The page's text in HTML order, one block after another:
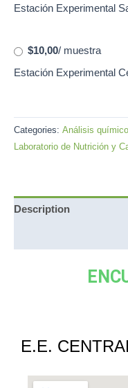
Estación Experimental
$10,00/ muestra
Estación Experimental
Categories: Análisis
Laboratorio de Nutrición y
Description
E.E.